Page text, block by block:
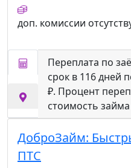
доп. комиссии
Переплата по
срок в 116 дней
₽. Процент
стоимость займа
ДоброЗайм:
ПТС